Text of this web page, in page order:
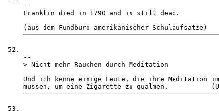
--
Franklin died in 1790 and is still dead.
--
> Nicht mehr Rauchen durch Meditation
Und ich kenne einige Leute, die ihre Meditation